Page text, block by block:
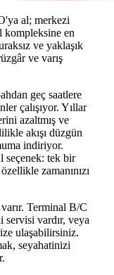
al; merkezi
kompleksine en
ve yaklaşık
ve varış
geç saatlere
çalışıyor. Yıllar
azaltmış ve
akışı düzgün
indiriyor.
seçenek: tek bir
zamanınızı
Terminal B/C
vardır, veya
ulaşabilirsiniz.
seyahatinizi